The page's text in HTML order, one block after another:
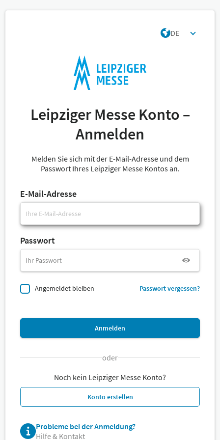
DE
Leipziger Messe Konto –
Anmelden
Melden Sie sich mit der E-Mail-Adresse und dem
Passwort Ihres Leipziger Messe Kontos an.
E-Mail-Adresse
Passwort
Angemeldet bleiben Passwort vergessen?
Anmelden
oder
Noch kein Leipziger Messe Konto?
Konto erstellen
Probleme bei der Anmeldung?
Hilfe & Kontakt